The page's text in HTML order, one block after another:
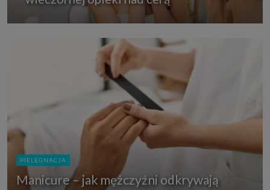
PIELĘGNACJA
Manicure – jak mężczyźni odkrywają